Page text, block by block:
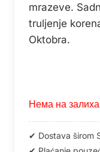
mrazeve.
truljenje
Oktobra.
Нема на